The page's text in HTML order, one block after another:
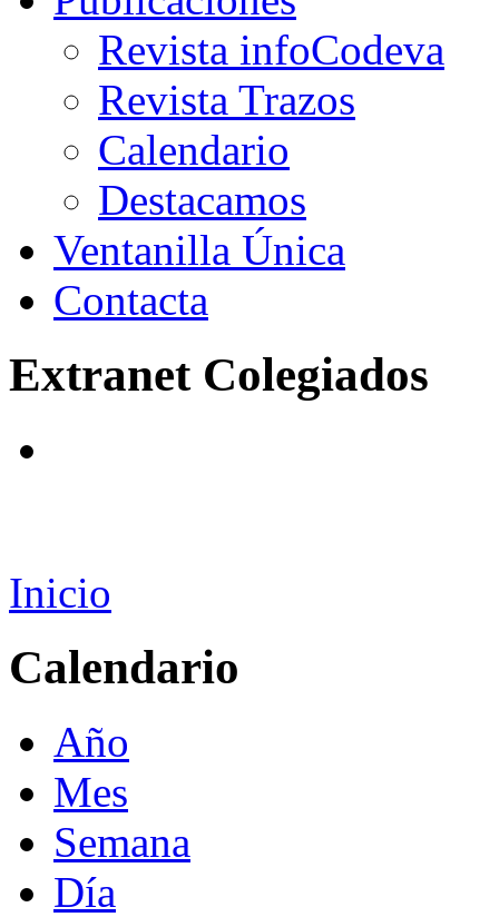
Revista infoCodeva
Revista Trazos
Calendario
Destacamos
Ventanilla Única
Contacta
Extranet Colegiados
Inicio
Calendario
Año
Mes
Semana
Día